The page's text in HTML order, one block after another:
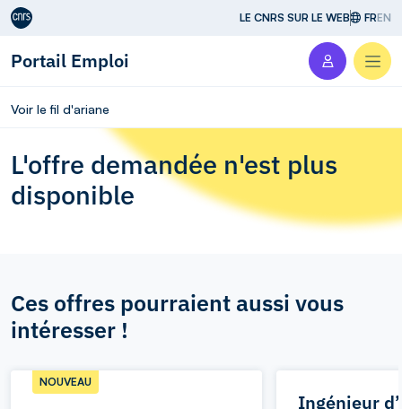
Aller au contenu LE CNRS SUR LE WEB FREN
Portail Emploi
Voir le fil d'ariane
L'offre demandée n'est plus
disponible
Ces offres pourraient aussi vous
intéresser !
NOUVEAU
Ingénieur